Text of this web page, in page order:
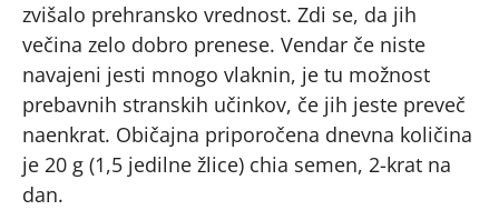
zvišalo prehransko vrednost. Zdi se, da jih
večina zelo dobro prenese. Vendar če niste
navajeni jesti mnogo vlaknin, je tu možnost
prebavnih stranskih učinkov, če jih jeste preveč
naenkrat. Običajna priporočena dnevna količina
je 20 g (1,5 jedilne žlice) chia semen, 2-krat na
dan.